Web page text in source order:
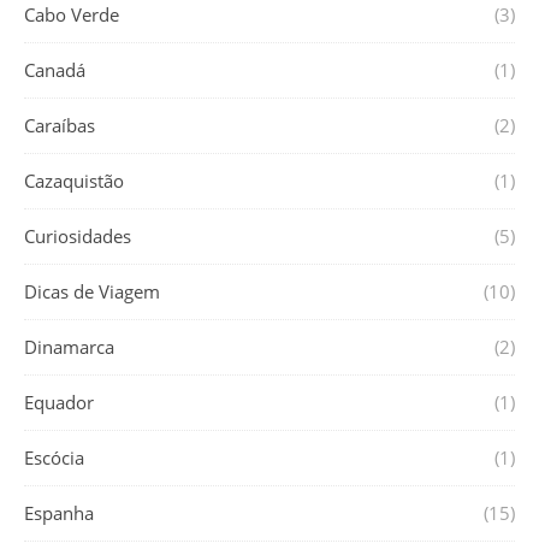
Cabo Verde (3)
Canadá (1)
Caraíbas (2)
Cazaquistão (1)
Curiosidades (5)
Dicas de Viagem (10)
Dinamarca (2)
Equador (1)
Escócia (1)
Espanha (15)